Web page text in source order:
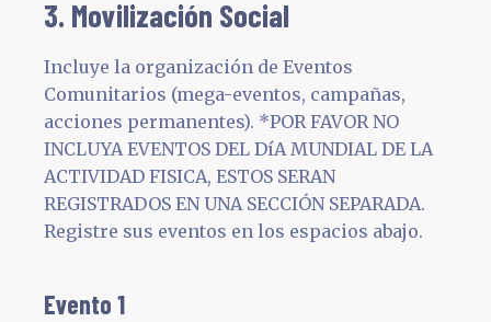
3. Movilización Social
Incluye la organización de Eventos
Comunitarios (mega-eventos, campañas,
acciones permanentes). *POR FAVOR NO
INCLUYA EVENTOS DEL DíA MUNDIAL DE LA
ACTIVIDAD FISICA, ESTOS SERAN
REGISTRADOS EN UNA SECCIÓN SEPARADA.
Registre sus eventos en los espacios abajo.
Evento 1